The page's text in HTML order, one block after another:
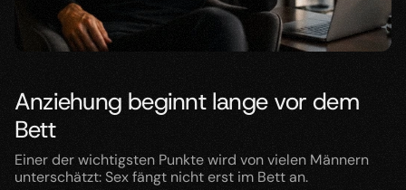
Anziehung beginnt lange vor dem
Bett
Einer der wichtigsten Punkte wird von vielen Männern
unterschätzt: Sex fängt nicht erst im Bett an.